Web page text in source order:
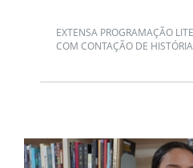
EXTENSA PROGRAMAÇÃO
COM CONTAÇÃO DE